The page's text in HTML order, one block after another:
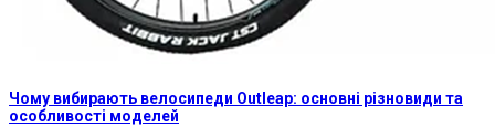
Чому вибирають велосипеди Outleap: основні різновиди та
особливості моделей